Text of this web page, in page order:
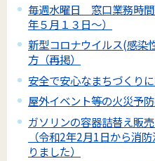
毎週水曜日 窓口業務時間
年５月１３日～）
新型コロナウイルス(感染
方（再掲）
安全で安心なまちづくり
屋外イベント等の火災予
ガソリンの容器詰替え販
（令和2年2月1日から消
りました）